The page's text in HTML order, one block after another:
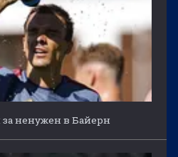
ненужен в Байерн